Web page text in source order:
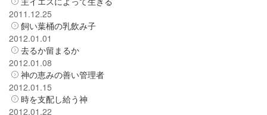
2011.12.25
飼い葉桶の乳飲み子
2012.01.01
去るか留まるか
2012.01.08
神の恵みの善い管理者
2012.01.15
時を支配し給う神
2012.01.22